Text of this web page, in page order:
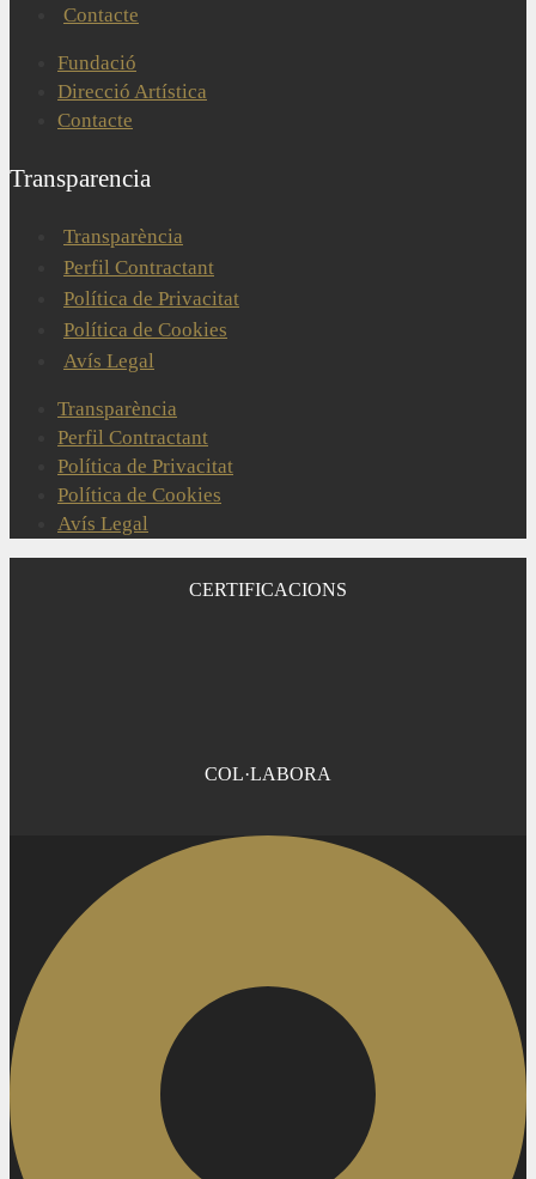
Contacte
Fundació
Direcció Artística
Contacte
Transparencia
Transparència
Perfil Contractant
Política de Privacitat
Política de Cookies
Avís Legal
Transparència
Perfil Contractant
Política de Privacitat
Política de Cookies
Avís Legal
CERTIFICACIONS
COL·LABORA